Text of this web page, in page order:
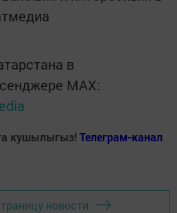
в
MАХ:
кушылыгыз! Телеграм-канал
новости